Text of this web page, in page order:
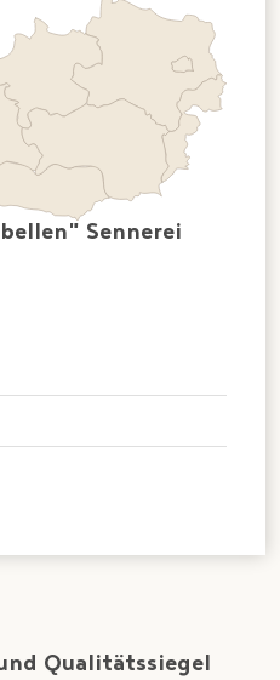
Sennerei
Qualitätssiegel